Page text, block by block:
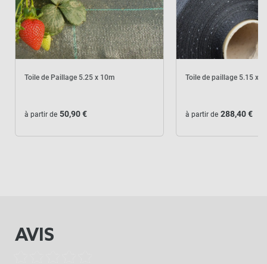
Toile de Paillage 5.25 x 10m
à partir de 50,90 €
Toile de paillage 5.15 x
à partir de 288,40 €
AVIS